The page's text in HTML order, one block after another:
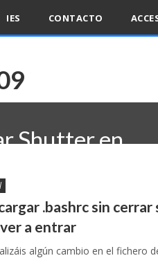
IES CONTACTO
Shutter en
22.04 (Jammy)
.bashrc sin cerrar
a entrar
algún cambio en el fichero